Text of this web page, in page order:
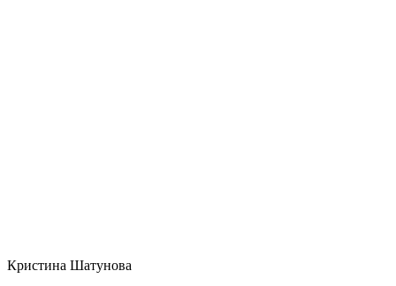
Кристина Шатунова